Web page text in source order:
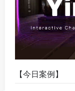
【今日案例】